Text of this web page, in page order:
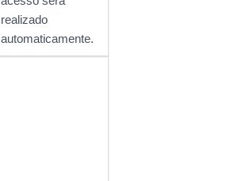
realizado
automaticamente.